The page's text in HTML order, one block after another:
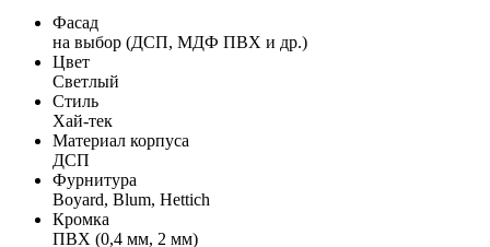
Фасад
на выбор (ДСП, МДФ ПВХ и др.)
Цвет
Светлый
Стиль
Хай-тек
Материал корпуса
ДСП
Фурнитура
Boyard, Blum, Hettich
Кромка
ПВХ (0,4 мм, 2 мм)